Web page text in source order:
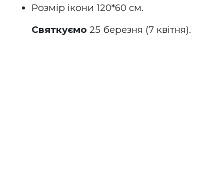
Розмір ікони 120*60 см.
Святкуємо 25 березня (7 квітня).